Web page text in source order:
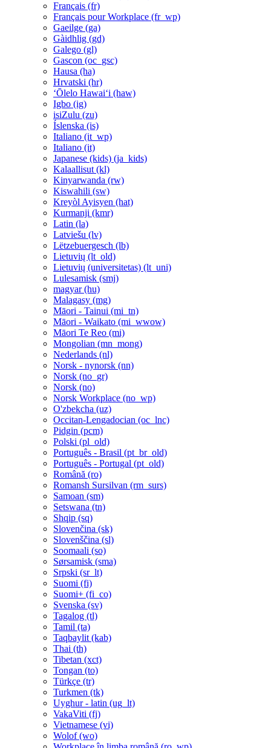
Français ‎(fr)‎
Français pour Workplace ‎(fr_wp)‎
Gaeilge ‎(ga)‎
Gàidhlig ‎(gd)‎
Galego ‎(gl)‎
Gascon ‎(oc_gsc)‎
Hausa ‎(ha)‎
Hrvatski ‎(hr)‎
ʻŌlelo Hawaiʻi ‎(haw)‎
Igbo ‎(ig)‎
isiZulu ‎(zu)‎
Íslenska ‎(is)‎
Italiano ‎(it_wp)‎
Italiano ‎(it)‎
Japanese (kids) ‎(ja_kids)‎
Kalaallisut ‎(kl)‎
Kinyarwanda ‎(rw)‎
Kiswahili ‎(sw)‎
Kreyòl Ayisyen ‎(hat)‎
Kurmanji ‎(kmr)‎
Latin ‎(la)‎
Latviešu ‎(lv)‎
Lëtzebuergesch ‎(lb)‎
Lietuvių ‎(lt_old)‎
Lietuvių (universitetas) ‎(lt_uni)‎
Lulesamisk ‎(smj)‎
magyar ‎(hu)‎
Malagasy ‎(mg)‎
Māori - Tainui ‎(mi_tn)‎
Māori - Waikato ‎(mi_wwow)‎
Māori Te Reo ‎(mi)‎
Mongolian ‎(mn_mong)‎
Nederlands ‎(nl)‎
Norsk - nynorsk ‎(nn)‎
Norsk ‎(no_gr)‎
Norsk ‎(no)‎
Norsk Workplace ‎(no_wp)‎
O'zbekcha ‎(uz)‎
Occitan-Lengadocian ‎(oc_lnc)‎
Pidgin ‎(pcm)‎
Polski ‎(pl_old)‎
Português - Brasil ‎(pt_br_old)‎
Português - Portugal ‎(pt_old)‎
Română ‎(ro)‎
Romansh Sursilvan ‎(rm_surs)‎
Samoan ‎(sm)‎
Setswana ‎(tn)‎
Shqip ‎(sq)‎
Slovenčina ‎(sk)‎
Slovenščina ‎(sl)‎
Soomaali ‎(so)‎
Sørsamisk ‎(sma)‎
Srpski ‎(sr_lt)‎
Suomi ‎(fi)‎
Suomi+ ‎(fi_co)‎
Svenska ‎(sv)‎
Tagalog ‎(tl)‎
Tamil ‎(ta)‎
Taqbaylit ‎(kab)‎
Thai ‎(th)‎
Tibetan ‎(xct)‎
Tongan ‎(to)‎
Türkçe ‎(tr)‎
Turkmen ‎(tk)‎
Uyghur - latin ‎(ug_lt)‎
VakaViti ‎(fj)‎
Vietnamese ‎(vi)‎
Wolof ‎(wo)‎